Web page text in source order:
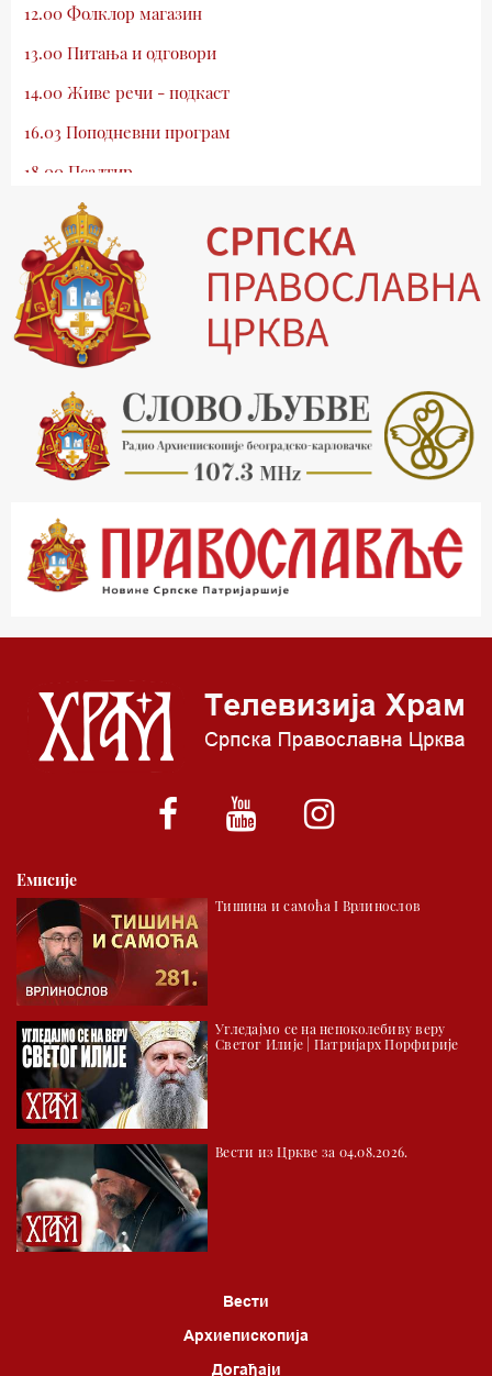
12.00 Фолклор магазин
13.00 Питања и одговори
14.00 Живе речи - подкаст
16.03 Поподневни програм
18.00 Псалтир
19.03 Млади у Цркви
19.30 Вечерње молитве
20.00 Вести из Цркве
20.15 Реч архијереја
20.30 Хроника Архиепископије
21.03 Врлинослов
22.03 Црквена предавања и трибине
23.00 Питања и одговори
00.03 Црквена предавања и трибине
01.03 Живе речи - подкаст
*најважније вести емитујемо на сваки пун сат
Емисије
Тишина и самоћа I Врлинослов
Угледајмо се на непоколебиву веру
Светог Илије | Патријарх Порфирије
Вести из Цркве за 04.08.2026.
Вести
Архиепископија
Догађаји